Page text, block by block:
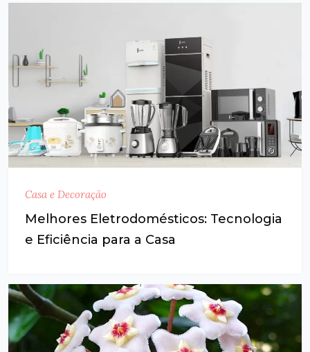
Casa e Decoração
Melhores Eletrodomésticos: Tecnologia
e Eficiência para a Casa